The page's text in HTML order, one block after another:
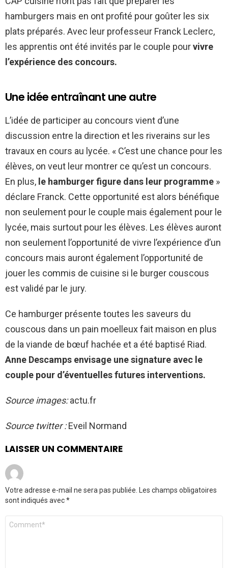
hamburgers mais en ont profité pour goûter les six
plats préparés. Avec leur professeur Franck Leclerc,
les apprentis ont été invités par le couple pourvivre
l’expérience des concours.
Une idée entraînant une autre
L’idée de participer au concours vient d’une
discussion entre la direction et les riverains sur les
travaux en cours au lycée. « C’est une chance pour les
élèves, on veut leur montrer ce qu’est un concours.
En plus, le hamburger figure dans leur programme »
déclare Franck. Cette opportunité est alors bénéfique
non seulement pour le couple mais également pour le
lycée, mais surtout pour les élèves. Les élèves auront
non seulement l’opportunité de vivre l’expérience d’un
concours mais auront également l’opportunité de
jouer les commis de cuisine si le burger couscous
est validé par le jury.
Ce hamburger présente toutes les saveurs du
couscous dans un pain moelleux fait maison en plus
de la viande de bœuf hachée et a été baptisé Riad.
Anne Descamps envisage une signature avec le
couple pour d’éventuelles futures interventions.
Source images:actu.fr
Source twitter :Eveil Normand
LAISSER UN COMMENTAIRE
Votre adresse e-mail ne sera pas publiée.
Les champs obligatoires
sont indiqués avec*
Commentaire